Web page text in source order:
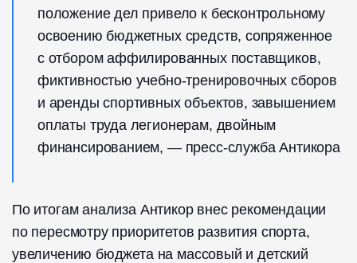
положение дел привело к бесконтрольному
освоению бюджетных средств, сопряженное
с отбором аффилированных поставщиков,
фиктивностью учебно-тренировочных сборов
и аренды спортивных объектов, завышением
оплаты труда легионерам, двойным
финансированием, — пресс-служба Антикора
По итогам анализа Антикор внес рекомендации
по пересмотру приоритетов развития спорта,
увеличению бюджета на массовый и детский